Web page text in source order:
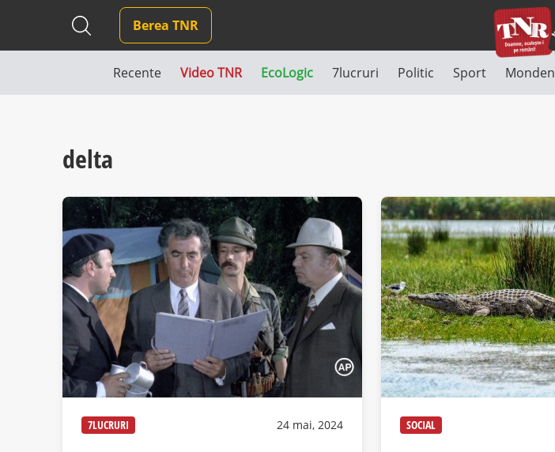
Berea TNR
Recente Video TNR EcoLogic 7lucruri Politic Sport Monden
delta
7LUCRURI 24 mai, 2024 SOCIAL